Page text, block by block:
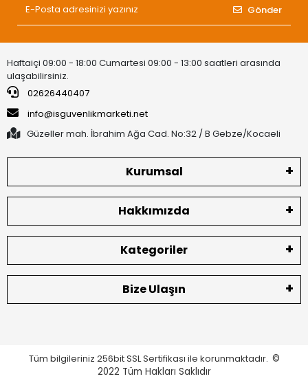
Gönder
Haftaiçi 09:00 - 18:00 Cumartesi 09:00 - 13:00 saatleri arasında
ulaşabilirsiniz.
02626440407
info@isguvenlikmarketi.net
Güzeller mah. İbrahim Ağa Cad. No:32 / B Gebze/Kocaeli
Kurumsal
Hakkımızda
Kategoriler
Bize Ulaşın
Tüm bilgileriniz 256bit SSL Sertifikası ile korunmaktadır. ©
2022 Tüm Hakları Saklıdır